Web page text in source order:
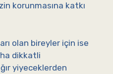
korunmasına katkı
olan bireyler için ise
dikkatli
yiyeceklerden